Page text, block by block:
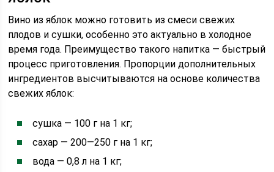
Вино из яблок можно готовить из смеси свежих
плодов и сушки, особенно это актуально в холодное
время года. Преимущество такого напитка — быстрый
процесс приготовления. Пропорции дополнительных
ингредиентов высчитываются на основе количества
свежих яблок:
сушка — 100 г на 1 кг;
сахар — 200—250 г на 1 кг;
вода — 0,8 л на 1 кг;